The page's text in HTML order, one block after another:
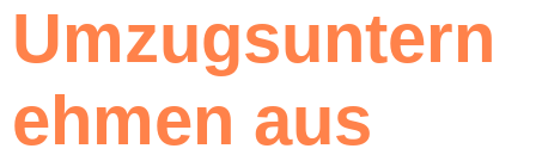
Umzugsuntern
ehmen aus